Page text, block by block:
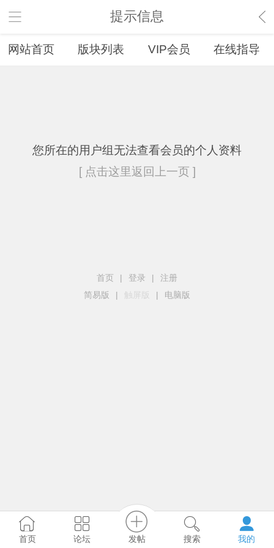
提示信息
网站首页 版块列表 VIP会员 在线指导
您所在的用户组无法查看会员的个人资料
[ 点击这里返回上一页 ]
首页 | 登录 |
注册
简易版
| 触屏版 | 电脑版
首页 论坛 发帖 搜索 我的